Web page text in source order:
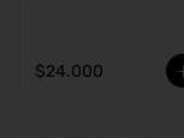
$24.000